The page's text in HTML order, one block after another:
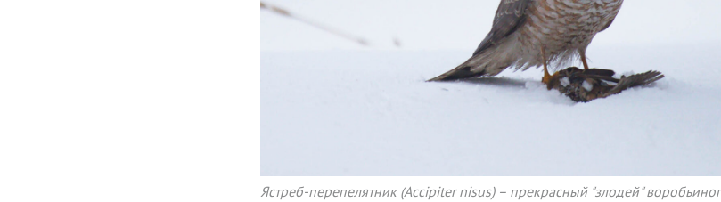
Ястреб-перепелятник (Accipiter nisus) – прекрасный "злодей"